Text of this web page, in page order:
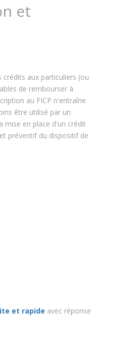
et
aux particuliers (ou
de rembourser à
au FICP n'entraîne
être utilisé par un
mise en place d'un crédit
préventif du dispositif de
et rapide avec réponse